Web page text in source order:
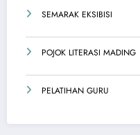
SEMARAK EKSIBISI
POJOK LITERASI MADING
PELATIHAN GURU